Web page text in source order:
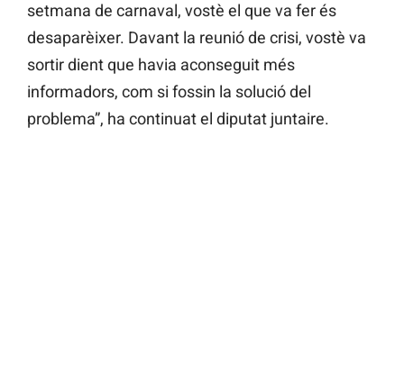
setmana de carnaval, vostè el que va fer és
desaparèixer. Davant la reunió de crisi, vostè va
sortir dient que havia aconseguit més
informadors, com si fossin la solució del
problema”, ha continuat el diputat juntaire.